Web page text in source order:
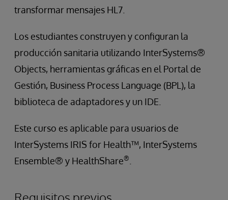
transformar mensajes HL7.
Los estudiantes construyen y configuran la
producción sanitaria utilizando InterSystems®
Objects, herramientas gráficas en el Portal de
Gestión, Business Process Language (BPL), la
biblioteca de adaptadores y un IDE.
Este curso es aplicable para usuarios de
InterSystems IRIS for Health™, InterSystems
Ensemble® y HealthShare®